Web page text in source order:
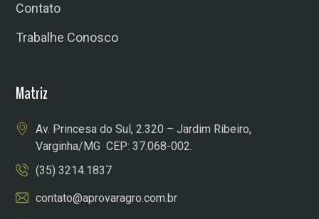
Contato
Trabalhe Conosco
Matriz
Av. Princesa do Sul, 2.320 – Jardim Ribeiro,
Varginha/MG CEP: 37.068-002.
(35) 3214.1837
contato@aprovaragro.com.br